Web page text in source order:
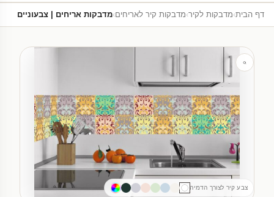
דף הבית›מדבקות לקיר›מדבקות קיר לאריחים›מדבקות אריחים | צבעוניים
צבע קיר לצורך הדמיה